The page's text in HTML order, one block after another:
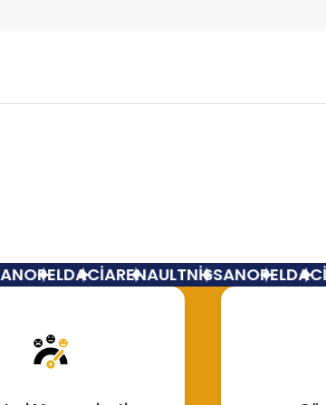
OPELDACİARENAULTNİSSANOPELDACİA